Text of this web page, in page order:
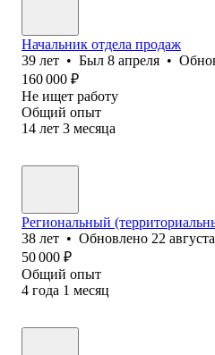
Начальник отдела продаж
39 лет • Был 8 апреля •
160 000 ₽
Не ищет работу
Общий опыт
14 лет 3 месяца
Региональный
38 лет • Обновлено 22
50 000 ₽
Общий опыт
4 года 1 месяц